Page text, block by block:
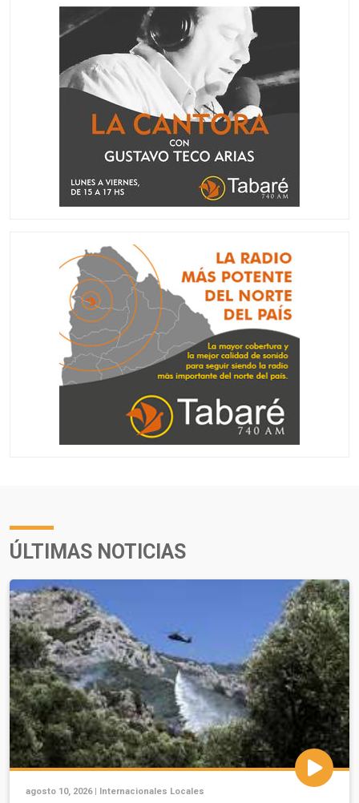
ÚLTIMAS NOTICIAS
agosto 10, 2026 | Internacionales Locales